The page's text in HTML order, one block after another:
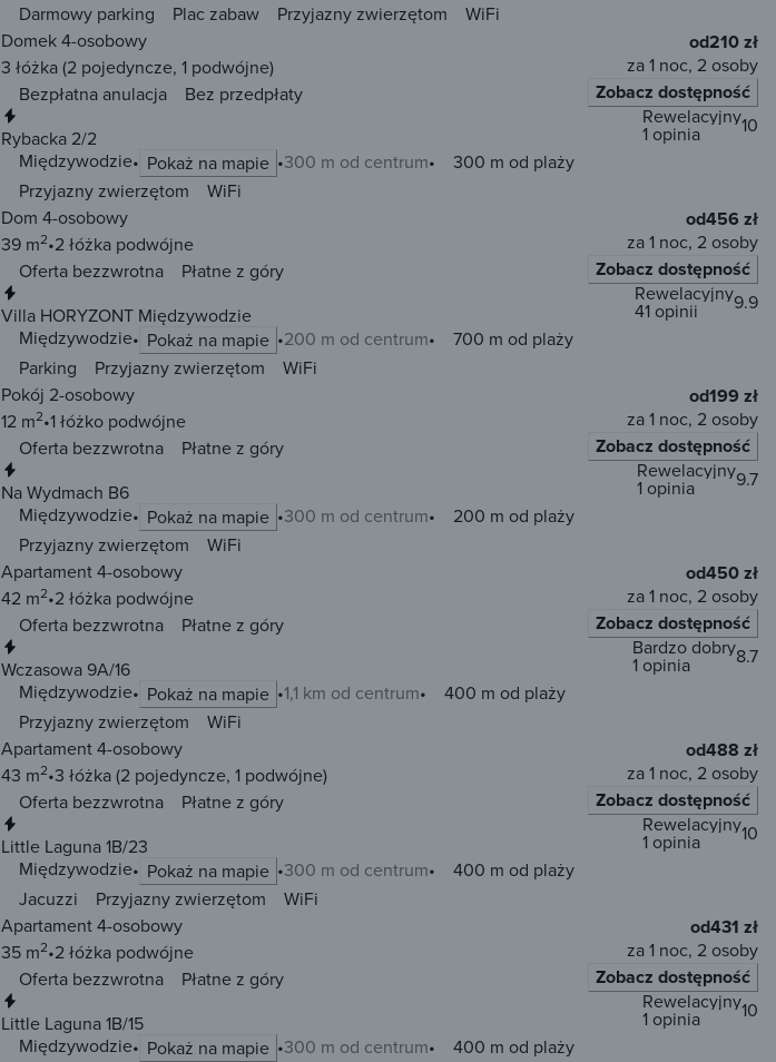
Darmowy parking Plac zabaw Przyjazny zwierzętom
WiFi
Domek 4-osobowy
3 łóżka(2 pojedyncze, 1 podwójne)
Bezpłatna anulacja
Bez przedpłaty
od210 zł
za 1 noc, 2 osoby
Zobacz dostępność
Rybacka 2/2
Międzywodzie
Pokaż na mapie 300 m od centrum 300 m od plaży
10
Rewelacyjny
1 opinia
Przyjazny zwierzętom
WiFi
Dom 4-osobowy
39 m2 2 łóżka podwójne
Oferta bezzwrotna
Płatne z góry
od456 zł
za 1 noc, 2 osoby
Zobacz dostępność
Villa HORYZONT Międzywodzie
Międzywodzie
Pokaż na mapie 200 m od centrum 700 m od plaży
9.9
Rewelacyjny
41 opinii
Parking Przyjazny zwierzętom
WiFi
Pokój 2-osobowy
12 m2 1 łóżko podwójne
Oferta bezzwrotna
Płatne z góry
od199 zł
za 1 noc, 2 osoby
Zobacz dostępność
Na Wydmach B6
Międzywodzie
Pokaż na mapie 300 m od centrum 200 m od plaży
9.7
Rewelacyjny
1 opinia
Przyjazny zwierzętom
WiFi
Apartament 4-osobowy
42 m2 2 łóżka podwójne
Oferta bezzwrotna
Płatne z góry
od450 zł
za 1 noc, 2 osoby
Zobacz dostępność
Wczasowa 9A/16
Międzywodzie
Pokaż na mapie 1,1 km od centrum 400 m od plaży
8.7
Bardzo dobry
1 opinia
Przyjazny zwierzętom
WiFi
Apartament 4-osobowy
43 m2 3 łóżka(2 pojedyncze, 1 podwójne)
Oferta bezzwrotna
Płatne z góry
od488 zł
za 1 noc, 2 osoby
Zobacz dostępność
Little Laguna 1B/23
Międzywodzie
Pokaż na mapie 300 m od centrum 400 m od plaży
10
Rewelacyjny
1 opinia
Jacuzzi Przyjazny zwierzętom
WiFi
Apartament 4-osobowy
35 m2 2 łóżka podwójne
Oferta bezzwrotna
Płatne z góry
od431 zł
za 1 noc, 2 osoby
Zobacz dostępność
Little Laguna 1B/15
Międzywodzie
Pokaż na mapie 300 m od centrum 400 m od plaży
10
Rewelacyjny
1 opinia